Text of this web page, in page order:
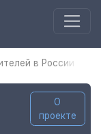
в России
О
проекте